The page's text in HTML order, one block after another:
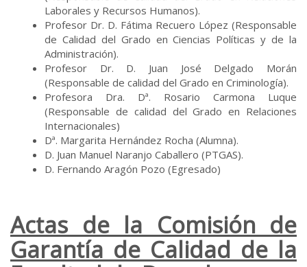
Laborales y Recursos Humanos).
Profesor Dr. D. Fátima Recuero López (Responsable
de Calidad del Grado en Ciencias Políticas y de la
Administración).
Profesor Dr. D. Juan José Delgado Morán
(Responsable de calidad del Grado en Criminología).
Profesora Dra. Dª. Rosario Carmona Luque
(Responsable de calidad del Grado en Relaciones
Internacionales)
Dª. Margarita Hernández Rocha (Alumna).
D. Juan Manuel Naranjo Caballero (PTGAS).
D. Fernando Aragón Pozo (Egresado)
Actas de la Comisión de
Garantía de Calidad de la